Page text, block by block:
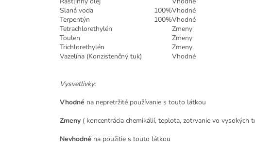
Slaná voda
100%Vhodné
Terpentýn
100%Vhodné
Tetrachlorethylén
Zmeny
Toulen
Zmeny
Trichlorethylén
Zmeny
Vazelína (Konzistenčný tuk)
Vhodné
Vysvetlivky:
Vhodné na nepretržité používanie s touto látkou
Zmeny ( koncentrácia chemikálií, teplota, zotrvanie vo
Nevhodné na použitie s touto látkou